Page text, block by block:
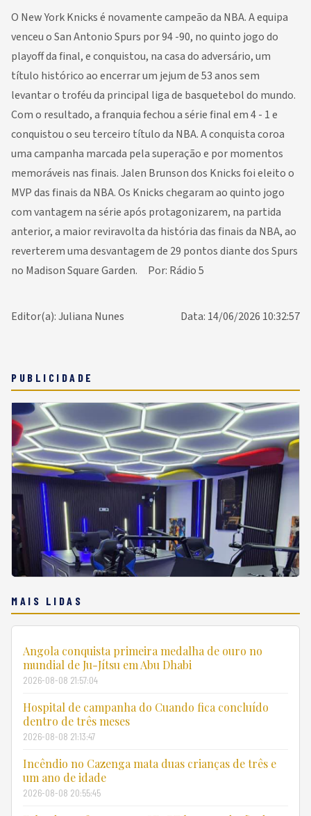
O New York Knicks é novamente campeão da NBA. A equipa
venceu o San Antonio Spurs por 94 -90, no quinto jogo do
playoff da final, e conquistou, na casa do adversário, um
título histórico ao encerrar um jejum de 53 anos sem
levantar o troféu da principal liga de basquetebol do mundo.
Com o resultado, a franquia fechou a série final em 4 - 1 e
conquistou o seu terceiro título da NBA. A conquista coroa
uma campanha marcada pela superação e por momentos
memoráveis nas finais. Jalen Brunson dos Knicks foi eleito o
MVP das finais da NBA. Os Knicks chegaram ao quinto jogo
com vantagem na série após protagonizarem, na partida
anterior, a maior reviravolta da história das finais da NBA, ao
reverterem uma desvantagem de 29 pontos diante dos Spurs
no Madison Square Garden. Por: Rádio 5
Data: 14/06/2026 10:32:57
Editor(a): Juliana Nunes
PUBLICIDADE
MAIS LIDAS
Angola conquista primeira medalha de ouro no
mundial de Ju-Jítsu em Abu Dhabi
2026-08-08 21:57:04
Hospital de campanha do Cuando fica concluído
dentro de três meses
2026-08-08 21:13:47
Incêndio no Cazenga mata duas crianças de três e
um ano de idade
2026-08-08 20:55:45